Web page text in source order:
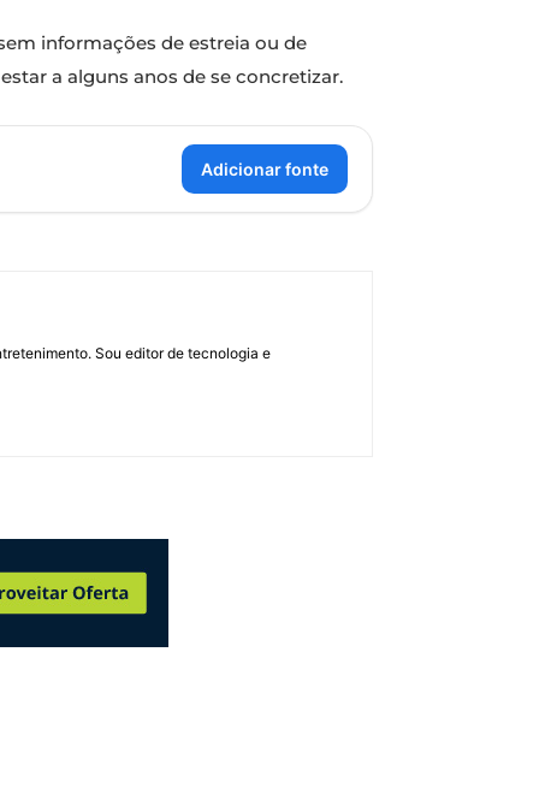
informações de estreia ou de
a alguns anos de se concretizar.
Adicionar fonte
Sou editor de tecnologia e